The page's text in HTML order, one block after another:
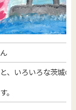
、いろいろな茨城の
。